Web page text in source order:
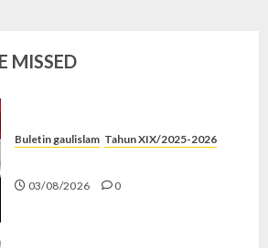
MISSED
Buletin gaulislam Tahun XIX/2025-2026
03/08/2026 0